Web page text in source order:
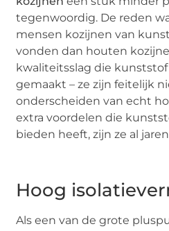
tegenwoordig. De reden
mensen kozijnen van
vonden dan houten
kwaliteitsslag die
gemaakt – ze zijn feitelijk
onderscheiden van echt
extra voordelen die
bieden heeft, zijn ze al
Hoog
Als een van de grote